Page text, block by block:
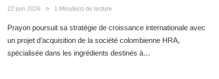
22 juin 2026 1 Minute(s) de lecture
Prayon poursuit sa stratégie de croissance internationale avec
un projet d’acquisition de la société colombienne HRA,
spécialisée dans les ingrédients destinés à…